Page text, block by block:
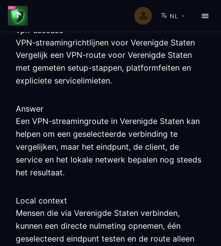
NL
vpn-usecase
VPN-streamingrichtlijnen voor Verenigde Staten
Vergelijk een VPN-route voor Verenigde Staten
met gemeten setup-stappen, platformfeiten en
expliciete servicelimieten.
Answer
Een VPN-streamingroute in Verenigde Staten kan
helpen om een geselecteerde verbinding te
vergelijken, maar het eindpunt, de client, de
service en het lokale netwerk bepalen nog steeds
het resultaat.
Local context
Mensen die via Verenigde Staten verbinden,
kunnen een directe nulmeting opnemen, één
geselecteerd eindpunt testen en de route alleen